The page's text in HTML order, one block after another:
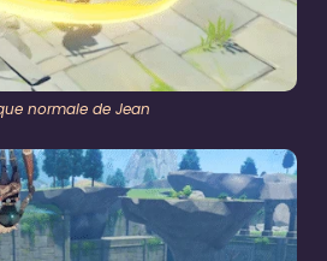
normale de Jean